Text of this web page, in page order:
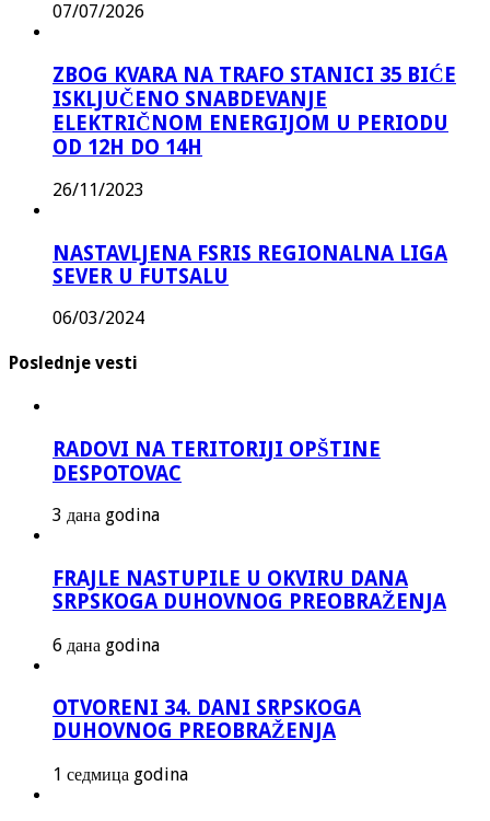
07/07/2026
ZBOG KVARA NA TRAFO STANICI 35 BIĆE
ISKLJUČENO SNABDEVANJE
ELEKTRIČNOM ENERGIJOM U PERIODU
OD 12H DO 14H
26/11/2023
NASTAVLJENA FSRIS REGIONALNA LIGA
SEVER U FUTSALU
06/03/2024
Poslednje vesti
RADOVI NA TERITORIJI OPŠTINE
DESPOTOVAC
3 дана godina
FRAJLE NASTUPILE U OKVIRU DANA
SRPSKOGA DUHOVNOG PREOBRAŽENJA
6 дана godina
OTVORENI 34. DANI SRPSKOGA
DUHOVNOG PREOBRAŽENJA
1 седмица godina